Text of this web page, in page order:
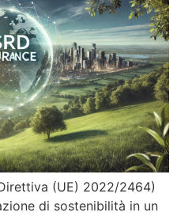
(UE) 2022/2464)
di sostenibilità in un